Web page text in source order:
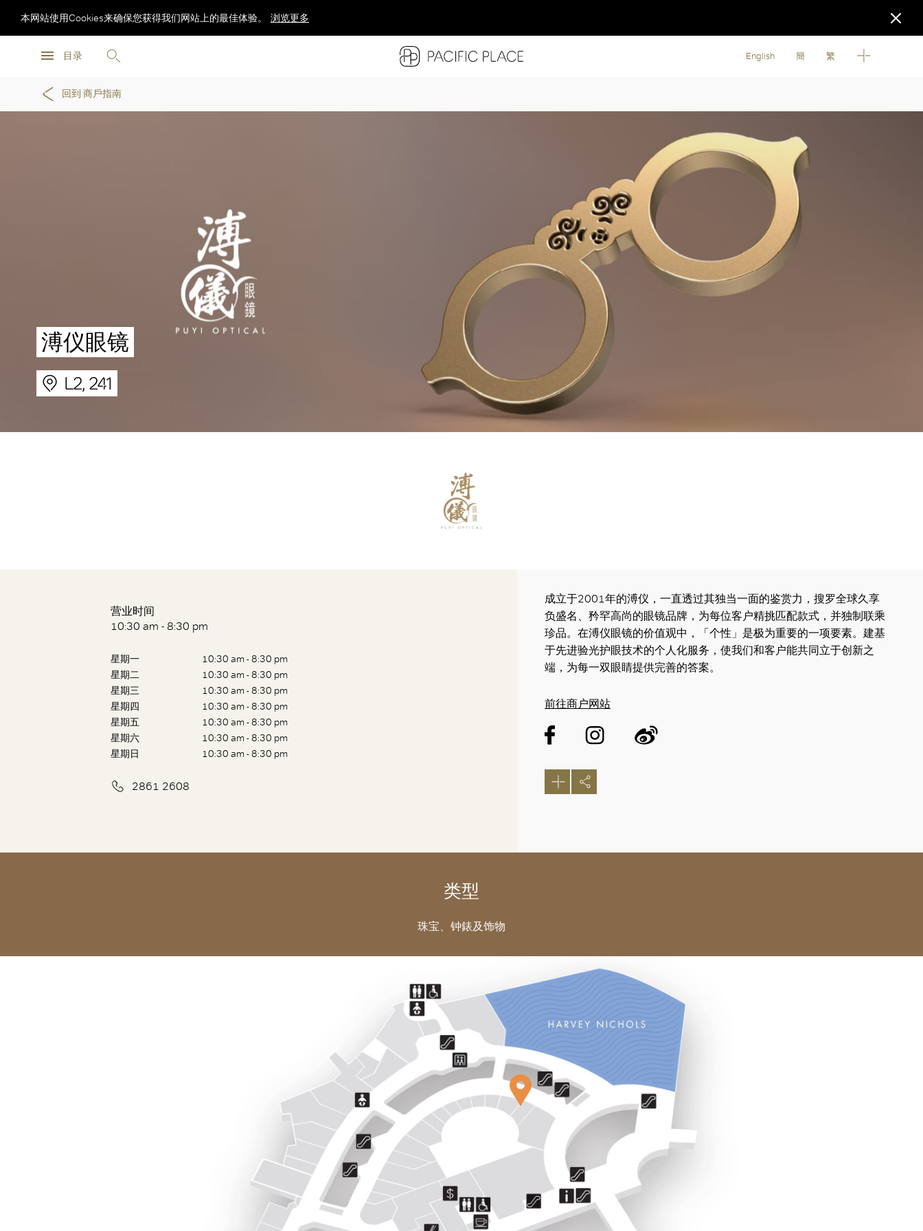
目录
本网站使用Cookies来确保您获得我们网站上的最佳体验。 浏览更多
English 簡 繁
回到 商戶指南
溥仪眼镜
L2, 241
营业时间
10:30 am - 8:30 pm
星期一
10:30 am - 8:30 pm
星期二
10:30 am - 8:30 pm
星期三
10:30 am - 8:30 pm
星期四
10:30 am - 8:30 pm
星期五
10:30 am - 8:30 pm
星期六
10:30 am - 8:30 pm
星期日
10:30 am - 8:30 pm
2861 2608
成立于2001年的溥仪，一直透过其独当一面的鉴赏力，搜罗全球久享
负盛名、矜罕高尚的眼镜品牌，为每位客户精挑匹配款式，并独制联乘
珍品。在溥仪眼镜的价值观中，「个性」是极为重要的一项要素。建基
于先进验光护眼技术的个人化服务，使我们和客户能共同立于创新之
端，为每一双眼睛提供完善的答案。
前往商户网站
类型
珠宝、钟錶及饰物